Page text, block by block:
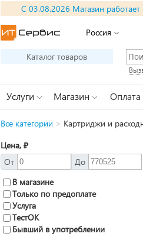
С 03.08.2026 Магазин работает
Россия
Каталог товаров
Услуги Магазин Оплата
Все категории > Картриджи и
Цена, ₽
От
До
В магазине
Только по предоплате
Услуга
ТестОК
Бывший в употреблении